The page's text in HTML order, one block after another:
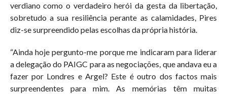
verdiano como o verdadeiro herói da gesta da libertação,
sobretudo a sua resiliência perante as calamidades, Pires
diz-se surpreendido pelas escolhas da própria história.
“Ainda hoje pergunto-me porque me indicaram para liderar
a delegação do PAIGC para as negociações, que andava eu a
fazer por Londres e Argel? Este é outro dos factos mais
surpreendentes para mim. As memórias têm muitas